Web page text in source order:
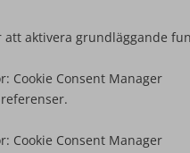
att aktivera grundläggande
Cookie Consent Manager
Cookie Consent Manager